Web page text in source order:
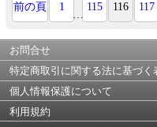
前の頁 1
…
115 116 117
お問合せ
特定商取引に関する法に基づく
個人情報保護について
利用規約